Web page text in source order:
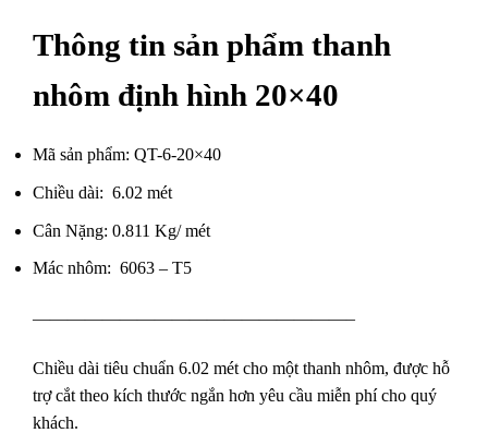
Thông tin sản phẩm thanh
nhôm định hình 20×40
Mã sản phẩm: QT-6-20×40
Chiều dài: 6.02 mét
Cân Nặng: 0.811 Kg/ mét
Mác nhôm: 6063 – T5
——————————————————–
Chiều dài tiêu chuẩn 6.02 mét cho một thanh nhôm, được hỗ
trợ cắt theo kích thước ngắn hơn yêu cầu miễn phí cho quý
khách.